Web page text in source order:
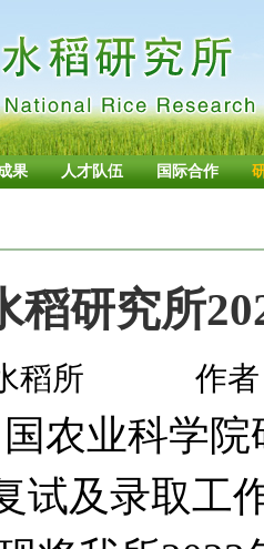
果 人才队伍 国际合作
稻研究所
稻所 作
农业科学
试及录取工